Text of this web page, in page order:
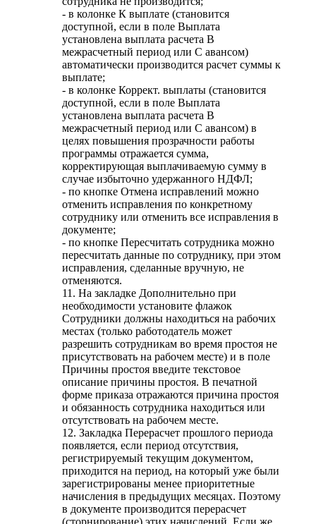
- в колонке К выплате (становится
доступной, если в поле Выплата
установлена выплата расчета В
межрасчетный период или С авансом)
автоматически производится расчет суммы к
выплате;
- в колонке Коррект. выплаты (становится
доступной, если в поле Выплата
установлена выплата расчета В
межрасчетный период или С авансом) в
целях повышения прозрачности работы
программы отражается сумма,
корректирующая выплачиваемую сумму в
случае избыточно удержанного НДФЛ;
- по кнопке Отмена исправлений можно
отменить исправления по конкретному
сотруднику или отменить все исправления в
документе;
- по кнопке Пересчитать сотрудника можно
пересчитать данные по сотруднику, при этом
исправления, сделанные вручную, не
отменяются.
11. На закладке Дополнительно при
необходимости установите флажок
Сотрудники должны находиться на рабочих
местах (только работодатель может
разрешить сотрудникам во время простоя не
присутствовать на рабочем месте) и в поле
Причины простоя введите текстовое
описание причины простоя. В печатной
форме приказа отражаются причина простоя
и обязанность сотрудника находиться или
отсутствовать на рабочем месте.
12. Закладка Перерасчет прошлого периода
появляется, если период отсутствия,
регистрируемый текущим документом,
приходится на период, на который уже были
зарегистрированы менее приоритетные
начисления в предыдущих месяцах. Поэтому
в документе производится перерасчет
(сторнирование) этих начислений. Если же